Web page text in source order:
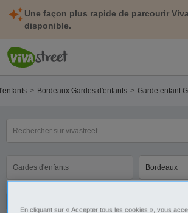
Une façon plus rapide de parcourir
disponible.
Bordeaux Gardes d'enfants Garde enfant
clé(s)
En cliquant sur « Accepter tous les cookies », vous